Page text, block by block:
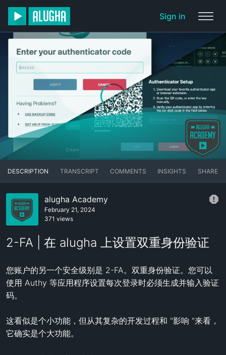
Sign in
DESCRIPTION TRANSCRIPT COMMENTS INSIGHTS SHARE
alugha Academy
February 21, 2024
371 views
2-FA | 在 alugha 上设置双重身份验证
您账户的另一个安全级别是 2-FA。双重身份验证。您可以
使用 Authy 等应用程序设置每次登录时必须生成并输入验证
码。
这看似是个小功能，但从其复杂的开发过程和 "影响 "来看，
它确实是个大功能。